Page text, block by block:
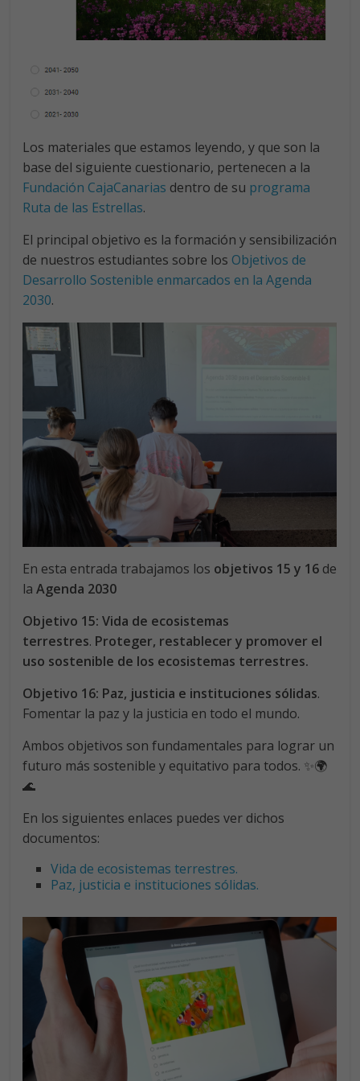
Los materiales que estamos leyendo, y que son la
base del siguiente cuestionario, pertenecen a la
Fundación CajaCanarias dentro de su programa
Ruta de las Estrellas.
El principal objetivo es la formación y sensibilización
de nuestros estudiantes sobre los Objetivos de
Desarrollo Sostenible enmarcados en la Agenda
2030.
En esta entrada trabajamos los objetivos 15 y 16 de
laAgenda 2030
Objetivo 15: Vida de ecosistemas
terrestres. Proteger, restablecer y promover el
uso sostenible de los ecosistemas terrestres.
Objetivo 16: Paz, justicia e instituciones sólidas.
Fomentar la paz y la justicia en todo el mundo.
Ambos objetivos son fundamentales para lograr un
futuro más sostenible y equitativo para todos. ✨🌍
🌊
En los siguientes enlaces puedes ver dichos
documentos:
Vida de ecosistemas terrestres.
Paz, justicia e instituciones sólidas.